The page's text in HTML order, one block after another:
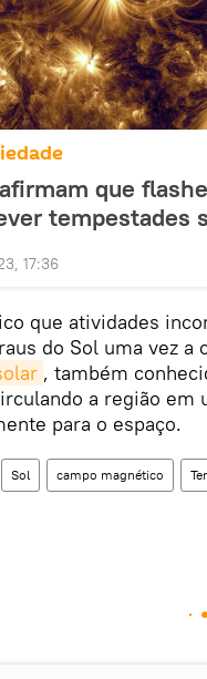
que
tempestades
17:36
que atividades
do Sol uma vez a
, também
a região
para o espaço.
Sol campo magnético